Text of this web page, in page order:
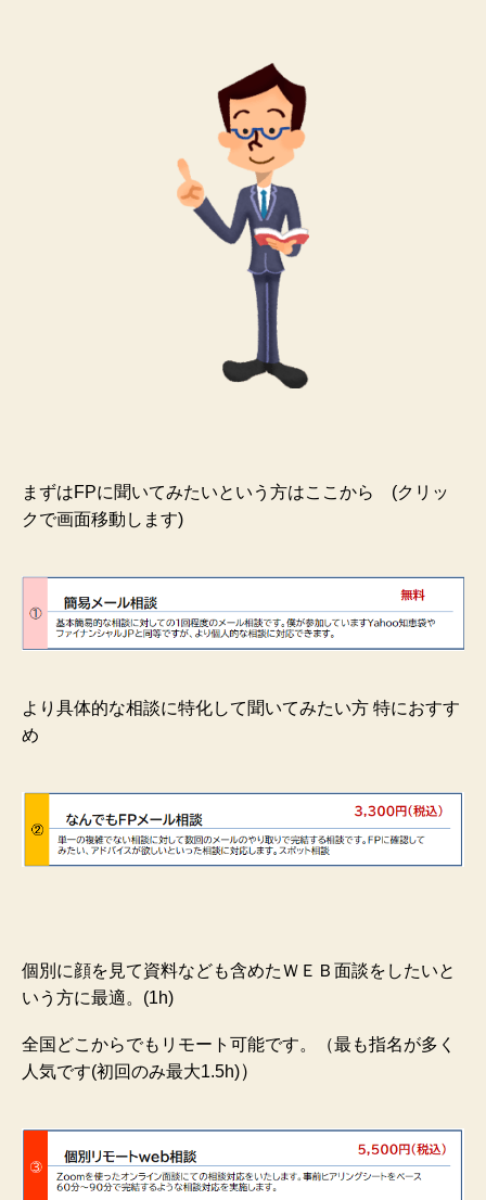
まずはFPに聞いてみたいという方はここから (クリッ
クで画面移動します)
より具体的な相談に特化して聞いてみたい方 特におすす
め
個別に顔を見て資料なども含めたＷＥＢ面談をしたいと
いう方に最適。(1h)
全国どこからでもリモート可能です。（最も指名が多く
人気です(初回のみ最大1.5h)）